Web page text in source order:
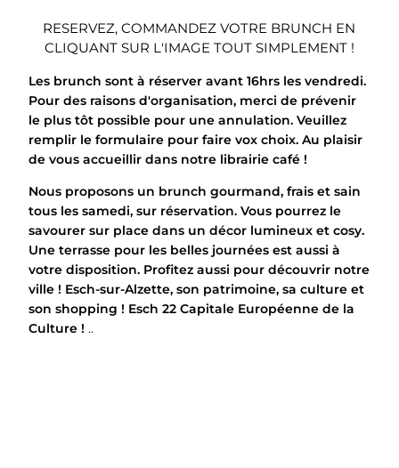
RESERVEZ, COMMANDEZ VOTRE BRUNCH EN
CLIQUANT SUR L'IMAGE TOUT SIMPLEMENT !
Les brunch sont à réserver avant 16hrs les vendredi.
Pour des raisons d'organisation, merci de prévenir
le plus tôt possible pour une annulation. Veuillez
remplir le formulaire pour faire vox choix. Au plaisir
de vous accueillir dans notre librairie café !
Nous proposons un brunch gourmand, frais et sain
tous les samedi, sur réservation. Vous pourrez le
savourer sur place dans un décor lumineux et cosy.
Une terrasse pour les belles journées est aussi à
votre disposition. Profitez aussi pour découvrir notre
ville ! Esch-sur-Alzette, son patrimoine, sa culture et
son shopping ! Esch 22 Capitale Européenne de la
Culture ! ..